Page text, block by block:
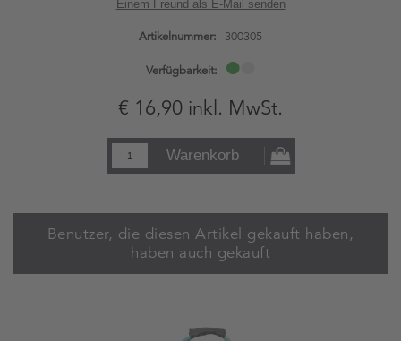
Einem Freund als E-Mail senden
Artikelnummer: 300305
Verfügbarkeit:
€ 16,90 inkl. MwSt.
Warenkorb
Benutzer, die diesen Artikel gekauft haben,
haben auch gekauft